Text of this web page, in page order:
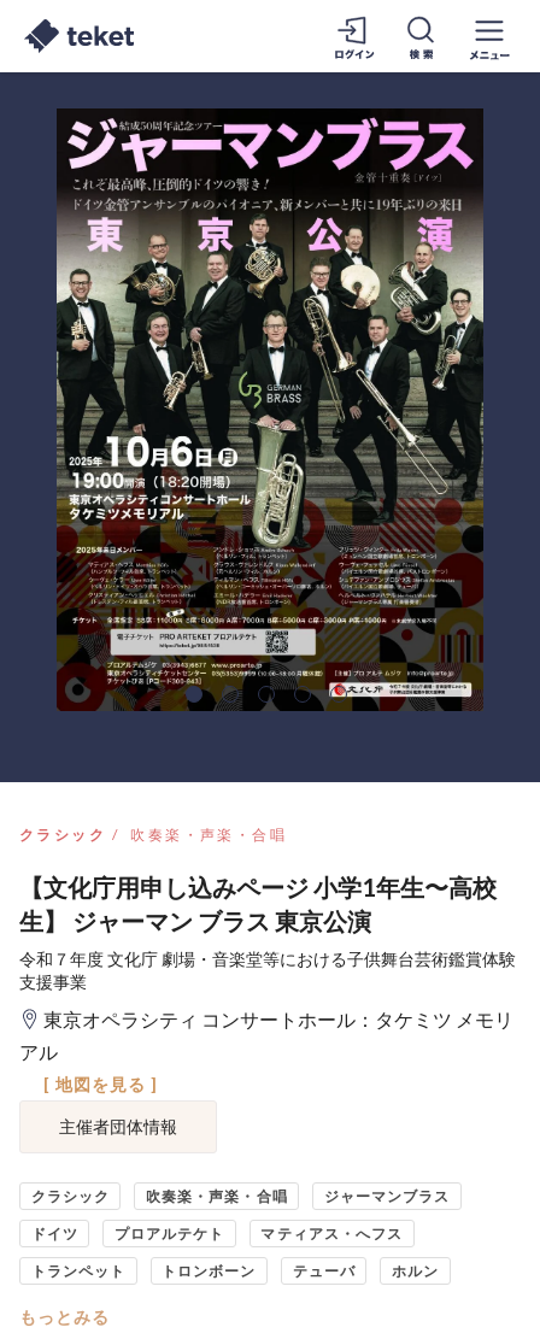
クラシック 吹奏楽・声楽・合唱
【文化庁用申し込みページ 小学1年生〜高校
生】 ジャーマン ブラス 東京公演
令和７年度 文化庁 劇場・音楽堂等における子供舞台芸術鑑賞体験
支援事業
東京オペラシティ コンサートホール：タケミツ メモリ
アル
[ 地図を見る ]
主催者団体情報
クラシック 吹奏楽・声楽・合唱 ジャーマンブラス
ドイツ プロアルテケト マティアス・へフス
トランペット トロンボーン テューバ ホルン
もっとみる